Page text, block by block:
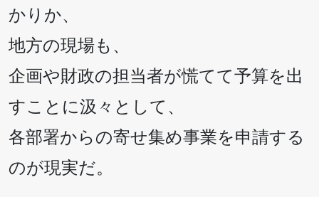
かりか、
地方の現場も、
企画や財政の担当者が慌てて予算を出
すことに汲々として、
各部署からの寄せ集め事業を申請する
のが現実だ。